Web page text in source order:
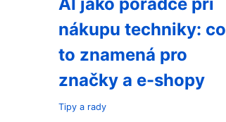
nákupu techniky: co
to znamená pro
značky a e-shopy
Tipy a rady